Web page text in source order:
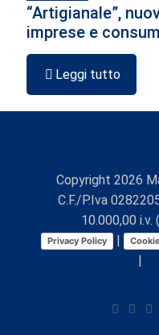
“Artigianale”,
imprese e
Leggi tutto
Copyright 2026
C.F./P.Iva
10.000,00
Privacy Policy |
|